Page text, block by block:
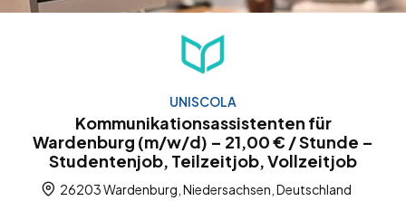
UNISCOLA
Kommunikationsassistenten für
Wardenburg (m/w/d) – 21,00 € / Stunde –
Studentenjob, Teilzeitjob, Vollzeitjob
26203 Wardenburg, Niedersachsen, Deutschland